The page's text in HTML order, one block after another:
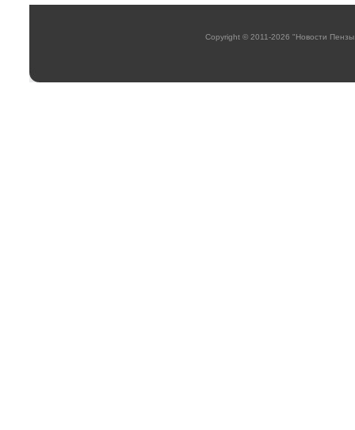
Copyright © 2011-2026 "Новости